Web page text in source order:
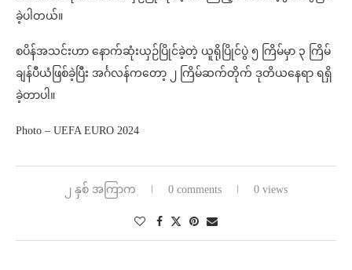
ခဲ့ပါတယ်။
စပိန်အသင်းဟာ နောက်ဆုံးယှဉ်ပြိုင်ခဲ့တဲ့ ယူရိုပြိုင်ပွဲ ၅ ကြိမ်မှာ ၃ ကြိမ်
ချန်ပီယံဖြစ်ခဲ့ပြီး အင်္ဂလန်ကတော့ ၂ ကြိမ်ဆက်တိုက် ဒုတိယနေရာ ရရှိ
ခဲ့တာပါ။
Photo – UEFA EURO 2024
၂ နှစ် အကြာက 0 comments 0 views